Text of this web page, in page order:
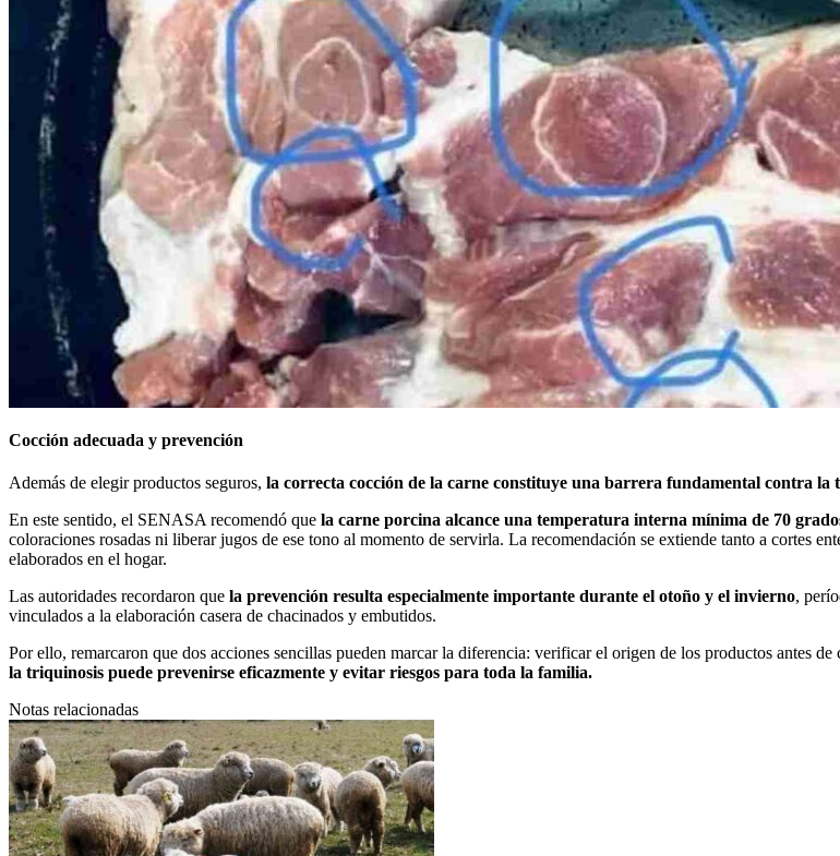
Cocción adecuada y prevención
Además de elegir productos seguros, la correcta cocción de la carne constituye una barrera fundamental contra la
En este sentido, el SENASA recomendó que la carne porcina alcance una temperatura interna mínima de 70
coloraciones rosadas ni liberar jugos de ese tono al momento de servirla. La recomendación se extiende tanto a cortes
elaborados en el hogar.
Las autoridades recordaron que la prevención resulta especialmente importante durante el otoño y el invierno,
vinculados a la elaboración casera de chacinados y embutidos.
Por ello, remarcaron que dos acciones sencillas pueden marcar la diferencia: verificar el origen de los productos antes
la triquinosis puede prevenirse eficazmente y evitar riesgos para toda la familia.
Notas relacionadas